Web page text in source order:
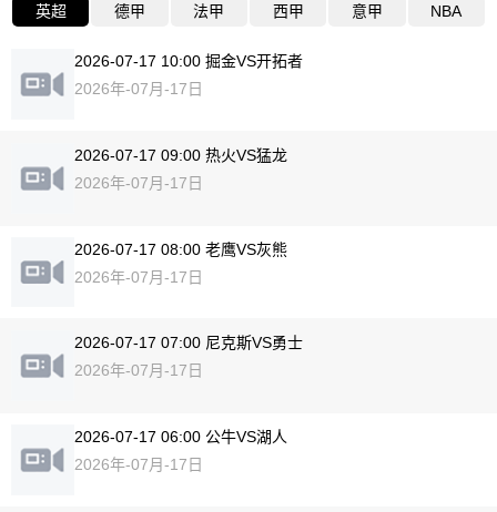
英超 德甲 法甲 西甲 意甲 NBA
2026-07-17 10:00 掘金VS开拓者
2026年-07月-17日
2026-07-17 09:00 热火VS猛龙
2026年-07月-17日
2026-07-17 08:00 老鹰VS灰熊
2026年-07月-17日
2026-07-17 07:00 尼克斯VS勇士
2026年-07月-17日
2026-07-17 06:00 公牛VS湖人
2026年-07月-17日